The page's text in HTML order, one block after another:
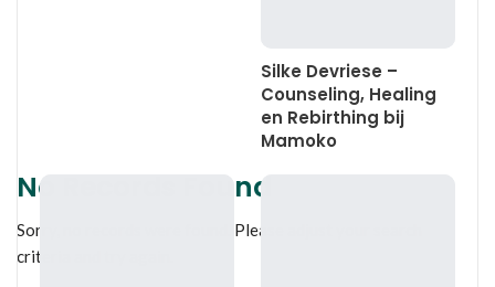
No Records Found
Sorry, no records were found. Please adjust your search
criteria and try again.
Silke Devriese –
Counseling, Healing
en Rebirthing bij
Mamoko